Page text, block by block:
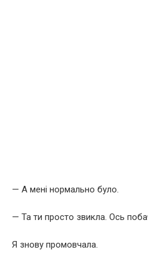
— А мені нормально було.
— Та ти просто звикла. Ось
Я знову промовчала.